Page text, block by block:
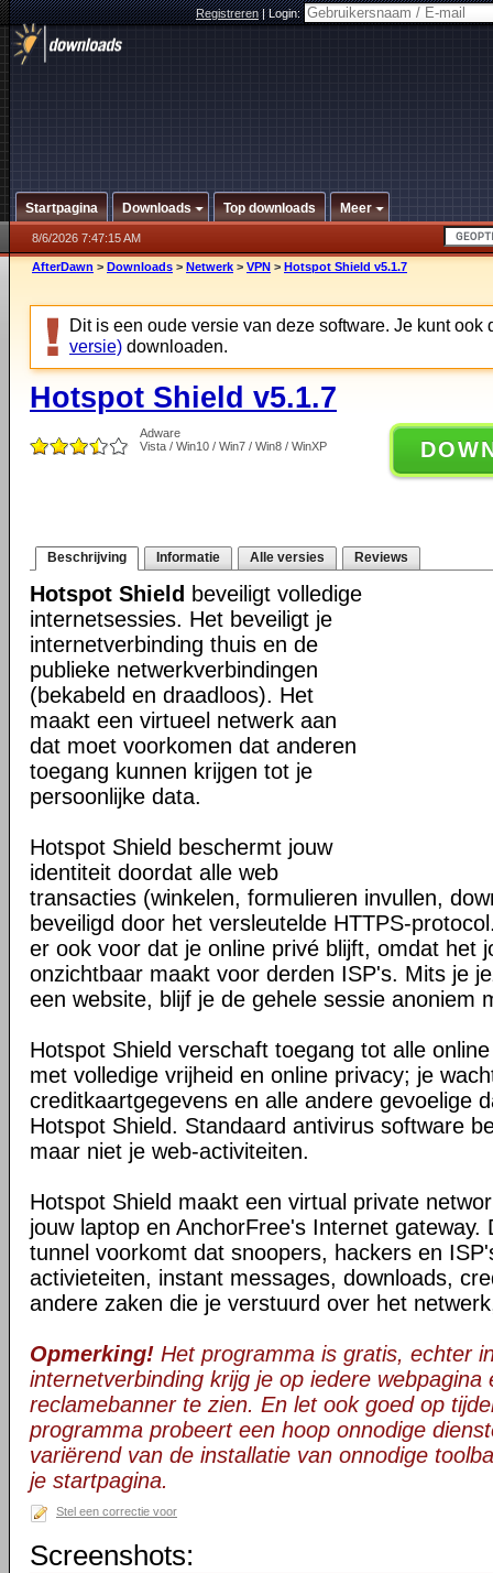
Registreren|Login:
Startpagina Downloads Top downloads Meer
8/6/2026 7:47:15 AM
AfterDawn > Downloads > Netwerk > VPN > Hotspot Shield v5.1.7
Dit is een oude versie van deze software. Je kunt ook
versie) downloaden.
Hotspot Shield v5.1.7
Adware
Vista / Win10 / Win7 / Win8 / WinXP
Beschrijving Informatie Alle versies Reviews
Hotspot Shield beveiligt volledige
internetsessies. Het beveiligt je
internetverbinding thuis en de
publieke netwerkverbindingen
(bekabeld en draadloos). Het
maakt een virtueel netwerk aan
dat moet voorkomen dat anderen
toegang kunnen krijgen tot je
persoonlijke data.
Hotspot Shield beschermt jouw
identiteit doordat alle web
transacties (winkelen, formulieren invullen,
beveiligd door het versleutelde HTTPS-
er ook voor dat je online privé blijft, omdat het
onzichtbaar maakt voor derden ISP's. Mits je
een website, blijf je de gehele sessie anoniem
Hotspot Shield verschaft toegang tot alle
met volledige vrijheid en online privacy; je
creditkaartgegevens en alle andere gevoelige
Hotspot Shield. Standaard antivirus software
maar niet je web-activiteiten.
Hotspot Shield maakt een virtual private
jouw laptop en AnchorFree's Internet gateway.
tunnel voorkomt dat snoopers, hackers en
activieteiten, instant messages, downloads,
andere zaken die je verstuurd over het
Opmerking! Het programma is gratis, echter
internetverbinding krijg je op iedere webpagina
reclamebanner te zien. En let ook goed op
programma probeert een hoop onnodige
variërend van de installatie van onnodige
je startpagina.
Stel een correctie voor
Screenshots: